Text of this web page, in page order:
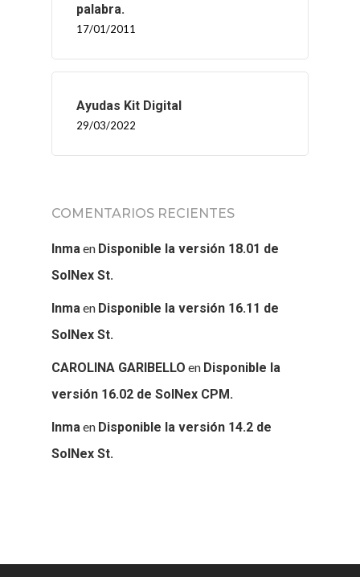
palabra.
17/01/2011
Ayudas Kit Digital
29/03/2022
COMENTARIOS RECIENTES
Inmaen Disponible la versión 18.01 de
SolNex St.
Inmaen Disponible la versión 16.11 de
SolNex St.
CAROLINA GARIBELLO en Disponible la
versión 16.02 de SolNex CPM.
Inmaen Disponible la versión 14.2 de
SolNex St.